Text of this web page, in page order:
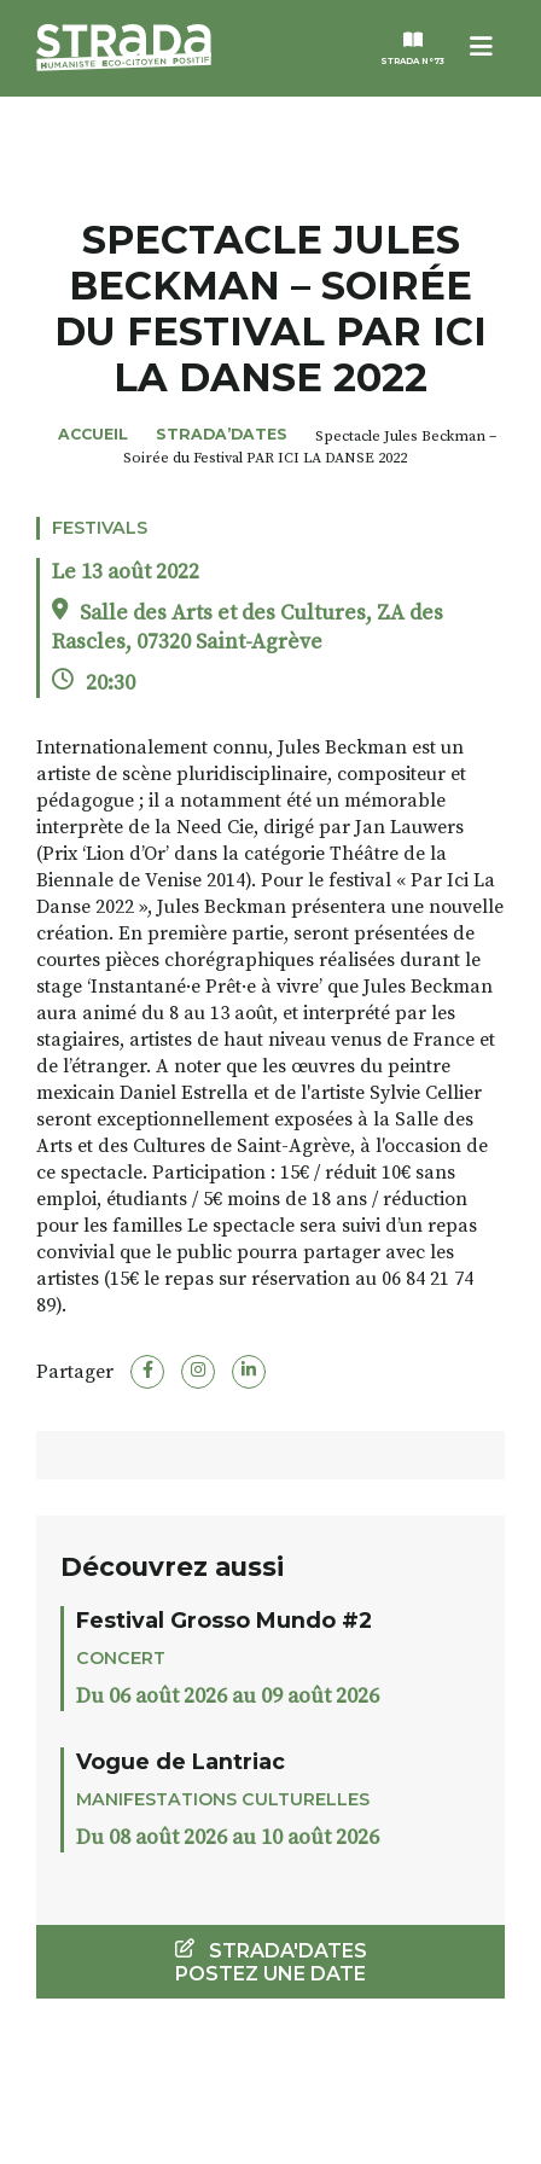
Menu
STRADA N°73
MAGAZINES
NOS THÈMES
STRADA’DATES
ALTER STRADA
RECHERCHER
S'ABONNER
SPECTACLE JULES
BECKMAN – SOIRÉE
DU FESTIVAL PAR ICI
LA DANSE 2022
ACCUEIL STRADA’DATES
Spectacle Jules Beckman –
Soirée du Festival PAR ICI LA DANSE 2022
FESTIVALS
Le 13 août 2022
Salle des Arts et des Cultures, ZA des
Rascles, 07320 Saint-Agrève
20:30
Internationalement connu, Jules Beckman est un
artiste de scène pluridisciplinaire, compositeur et
pédagogue ; il a notamment été un mémorable
interprète de la Need Cie, dirigé par Jan Lauwers
(Prix ‘Lion d’Or’ dans la catégorie Théâtre de la
Biennale de Venise 2014). Pour le festival « Par Ici La
Danse 2022 », Jules Beckman présentera une nouvelle
création. En première partie, seront présentées de
courtes pièces chorégraphiques réalisées durant le
stage ‘Instantané·e Prêt·e à vivre’ que Jules Beckman
aura animé du 8 au 13 août, et interprété par les
stagiaires, artistes de haut niveau venus de France et
de l’étranger. A noter que les œuvres du peintre
mexicain Daniel Estrella et de l'artiste Sylvie Cellier
seront exceptionnellement exposées à la Salle des
Arts et des Cultures de Saint-Agrève, à l'occasion de
ce spectacle. Participation : 15€ / réduit 10€ sans
emploi, étudiants / 5€ moins de 18 ans / réduction
pour les familles Le spectacle sera suivi d’un repas
convivial que le public pourra partager avec les
artistes (15€ le repas sur réservation au 06 84 21 74
89).
Partager
Découvrez aussi
Festival Grosso Mundo #2
CONCERT
Du 06 août 2026 au 09 août 2026
Vogue de Lantriac
MANIFESTATIONS CULTURELLES
Du 08 août 2026 au 10 août 2026
STRADA'DATES
POSTEZ UNE DATE